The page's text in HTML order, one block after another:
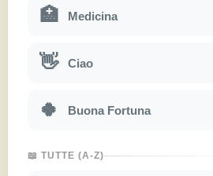
🏥 Medicina
👋 Ciao
🍀 Buona Fortuna
📖 TUTTE (A-Z)